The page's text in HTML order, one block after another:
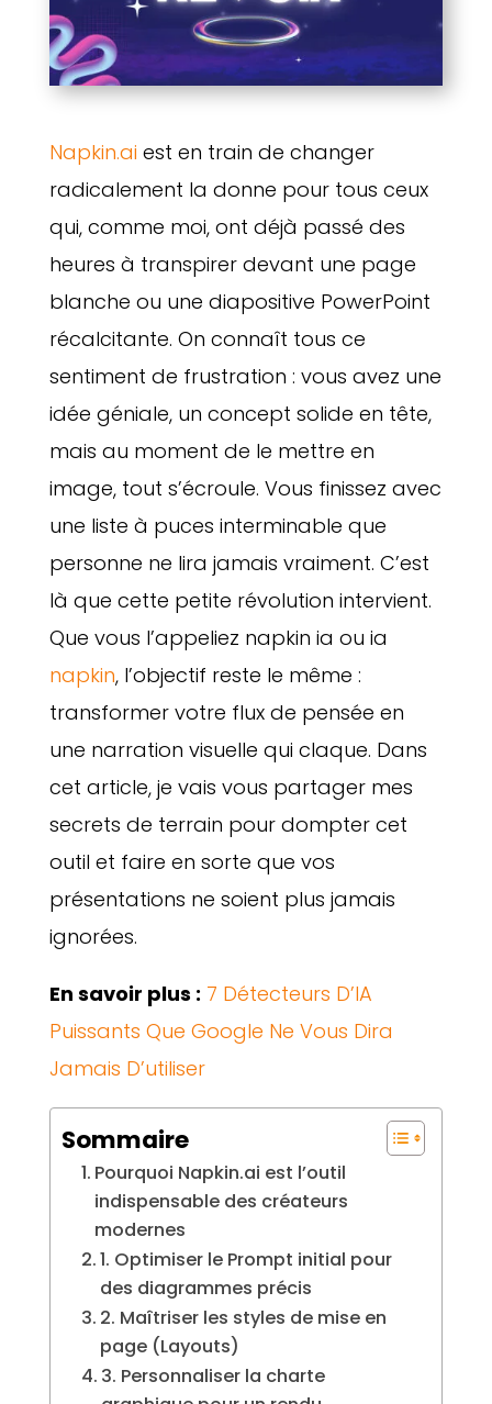
Napkin.ai est en train de changer
radicalement la donne pour tous ceux
qui, comme moi, ont déjà passé des
heures à transpirer devant une page
blanche ou une diapositive PowerPoint
récalcitante. On connaît tous ce
sentiment de frustration : vous avez une
idée géniale, un concept solide en tête,
mais au moment de le mettre en
image, tout s’écroule. Vous finissez avec
une liste à puces interminable que
personne ne lira jamais vraiment. C’est
là que cette petite révolution intervient.
Que vous l’appeliez napkin ia ou ia
napkin, l’objectif reste le même :
transformer votre flux de pensée en
une narration visuelle qui claque. Dans
cet article, je vais vous partager mes
secrets de terrain pour dompter cet
outil et faire en sorte que vos
présentations ne soient plus jamais
ignorées.
En savoir plus : 7 Détecteurs D’IA
Puissants Que Google Ne Vous Dira
Jamais D’utiliser
Sommaire
Pourquoi Napkin.ai est l’outil
indispensable des créateurs
modernes
1. Optimiser le Prompt initial pour
des diagrammes précis
2. Maîtriser les styles de mise en
page (Layouts)
3. Personnaliser la charte